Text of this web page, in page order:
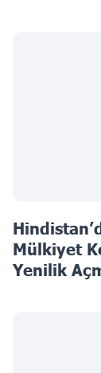
Mülkiyet
Yenilik